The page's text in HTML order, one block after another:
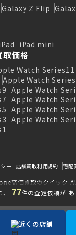
、 77件の査定依頼が あ
Galaxy Z Flip
iPad iPad mini
価格
Watch Series11
Apple Watch
Apple Watch
Apple Watch
Apple Watch
Apple Watch
ー 店舗買取利用規約 宅配
高価買取のクイック
近くの店舗